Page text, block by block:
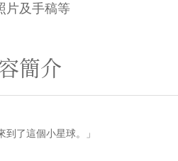
片及手稿等
簡介
到了這個小星球。」